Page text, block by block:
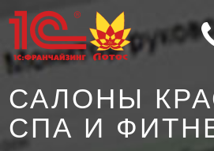
САЛОНЫ
СПА И